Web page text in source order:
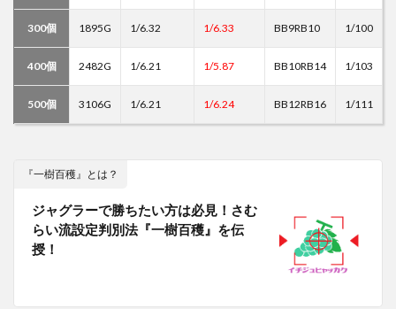
300個 1895G 1/6.32 1/6.33 BB9RB10 1/100
400個 2482G 1/6.21 1/5.87 BB10RB14 1/103
500個 3106G 1/6.21 1/6.24 BB12RB16 1/111
『一樹百穫』とは？
ジャグラーで勝ちたい方は必見！さむ
らい流設定判別法『一樹百穫』を伝
授！